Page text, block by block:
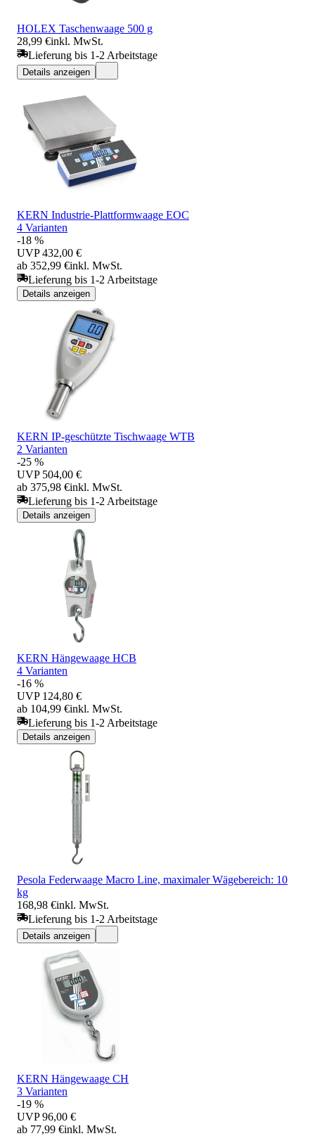
HOLEX Taschenwaage 500 g
28,99 €inkl. MwSt.
Lieferung bis 1-2 Arbeitstage
Details anzeigen
KERN Industrie-Plattformwaage EOC
4 Varianten
-18 %
UVP 432,00 €
ab 352,99 €inkl. MwSt.
Lieferung bis 1-2 Arbeitstage
Details anzeigen
KERN IP-geschützte Tischwaage WTB
2 Varianten
-25 %
UVP 504,00 €
ab 375,98 €inkl. MwSt.
Lieferung bis 1-2 Arbeitstage
Details anzeigen
KERN Hängewaage HCB
4 Varianten
-16 %
UVP 124,80 €
ab 104,99 €inkl. MwSt.
Lieferung bis 1-2 Arbeitstage
Details anzeigen
Pesola Federwaage Macro Line, maximaler Wägebereich: 10
kg
168,98 €inkl. MwSt.
Lieferung bis 1-2 Arbeitstage
Details anzeigen
KERN Hängewaage CH
3 Varianten
-19 %
UVP 96,00 €
ab 77,99 €inkl. MwSt.